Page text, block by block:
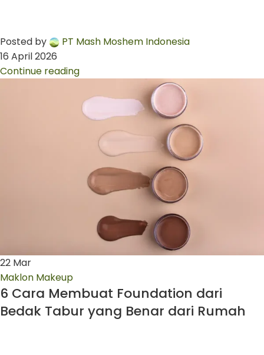
Posted by
PT Mash Moshem Indonesia
16 April 2026
Continue reading
22 Mar
Maklon Makeup
6 Cara Membuat Foundation dari
Bedak Tabur yang Benar dari Rumah